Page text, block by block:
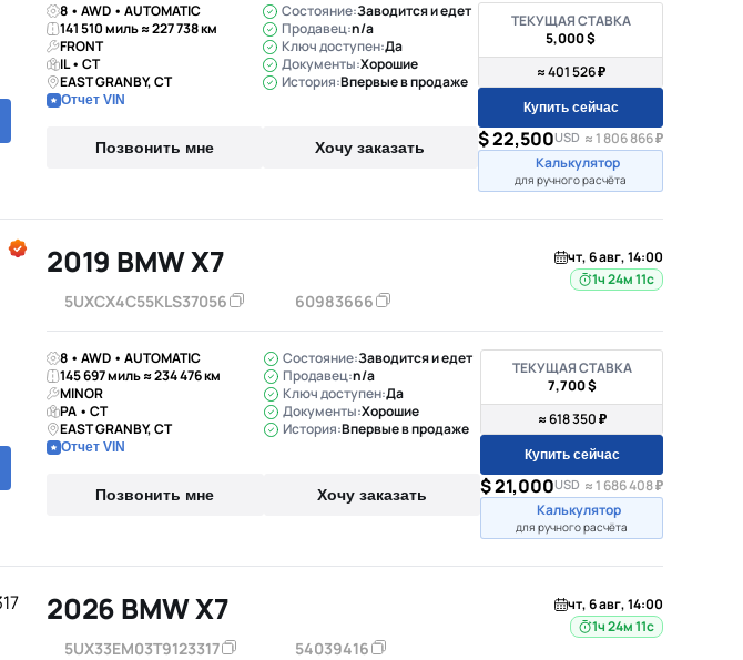
8 • AWD • AUTOMATIC
141 510 миль ≈ 227 738 км
FRONT
IL • CT
EAST GRANBY, CT
Отчет VIN
Состояние:Заводится и едет
Продавец:n/a
Ключ доступен:Да
Документы:Хорошие
История:Впервые в продаже
Позвонить мне Хочу заказать
ТЕКУЩАЯ СТАВКА
5,000 $
≈ 401 526 ₽
Купить сейчас
$ 22,500USD ≈ 1 806 866 ₽
Калькулятор
для ручного расчёта
2019 BMW X7
5UXCX4C55KLS37056 60983666
чт, 6 авг, 14:00
1ч 24м 10с
8 • AWD • AUTOMATIC
145 697 миль ≈ 234 476 км
MINOR
PA • CT
EAST GRANBY, CT
Отчет VIN
Состояние:Заводится и едет
Продавец:n/a
Ключ доступен:Да
Документы:Хорошие
История:Впервые в продаже
Позвонить мне Хочу заказать
ТЕКУЩАЯ СТАВКА
7,700 $
≈ 618 350 ₽
Купить сейчас
$ 21,000USD ≈ 1 686 408 ₽
Калькулятор
для ручного расчёта
2026 BMW X7
5UX33EM03T9123317 54039416
чт, 6 авг, 14:00
1ч 24м 10с